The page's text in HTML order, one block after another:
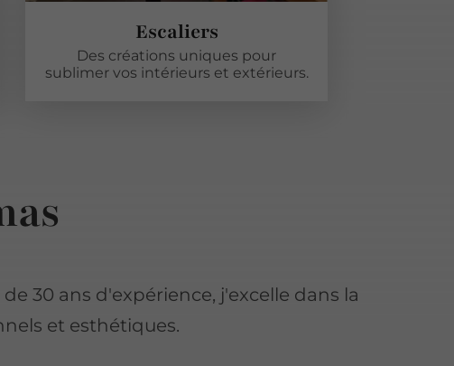
Escaliers
Des créations uniques pour
sublimer vos intérieurs et extérieurs.
30 ans d'expérience, j'excelle dans la
et esthétiques.